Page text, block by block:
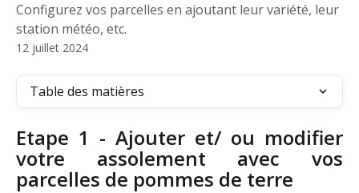
Configurez vos parcelles en ajoutant leur variété, leur
station météo, etc.
12 juillet 2024
Table des matières
Etape 1 - Ajouter et/ ou modifier
votre assolement avec vos
parcelles de pommes de terre